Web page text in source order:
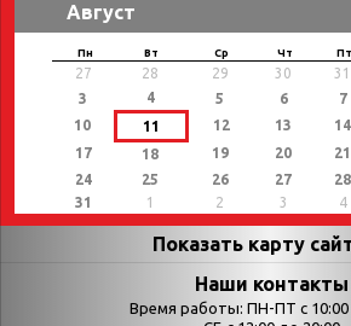
Август
Пн Вт Ср Чт Пт
27 28 29 30 31
3
4 5 6 7
10
11 12 13 14
17
18 19 20 21
24
25 26 27 28
31
1 2 3 4
Показать карту
СтраницыНаши контакты
Время работы: ПН-ПТ с 10:00